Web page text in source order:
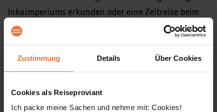
Zustimmung Details Über Cookies
Cookies als Reiseproviant
Ich packe meine Sachen und nehme mit: Cookies!
Inkaimperiums erkunden oder eine Zeitreise beim
Bummel durch die Altstadt Quitos erleben? Die
Inseln beobachten oder die sagenumwobene
Inkaanlage Machu Picchu entdecken? Die